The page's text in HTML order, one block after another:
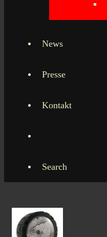
News
Presse
Kontakt
Search